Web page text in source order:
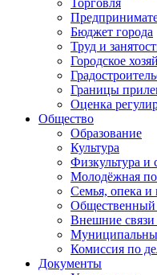
Торговля
Бюджет города
Труд и
Городское
Границы
Оценка
Общество
Образование
Культура
Физкультура и
Молодёжная
Семья, опека и
Общественный
Внешние связи
Комиссия по
Документы